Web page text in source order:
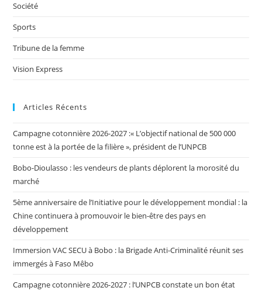
Société
Sports
Tribune de la femme
Vision Express
Articles Récents
Campagne cotonnière 2026-2027 :« L’objectif national de 500 000
tonne est à la portée de la filière », président de l’UNPCB
Bobo-Dioulasso : les vendeurs de plants déplorent la morosité du
marché
5ème anniversaire de l’Initiative pour le développement mondial : la
Chine continuera à promouvoir le bien-être des pays en
développement
Immersion VAC SECU à Bobo : la Brigade Anti-Criminalité réunit ses
immergés à Faso Mêbo
Campagne cotonnière 2026-2027 : l’UNPCB constate un bon état